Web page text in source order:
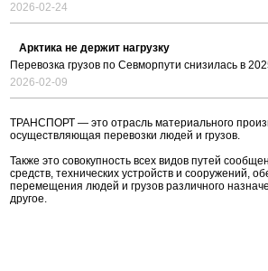
2026-02-24
Арктика не держит нагрузку
Перевозка грузов по Севморпути снизилась в
2026-02-09
ТРАНСПОРТ — это отрасль материального
осуществляющая перевозки людей и грузов.
Также это совокупность всех видов путей
средств, технических устройств и сооружений,
перемещения людей и грузов различного
другое.